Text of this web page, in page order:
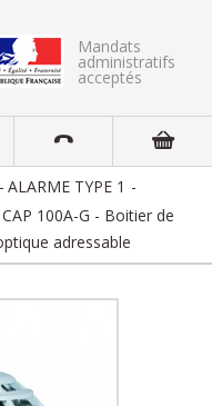
Mandats
administratifs
acceptés
ALARME TYPE 1
CAP 100A-G - Boitier de
adressable